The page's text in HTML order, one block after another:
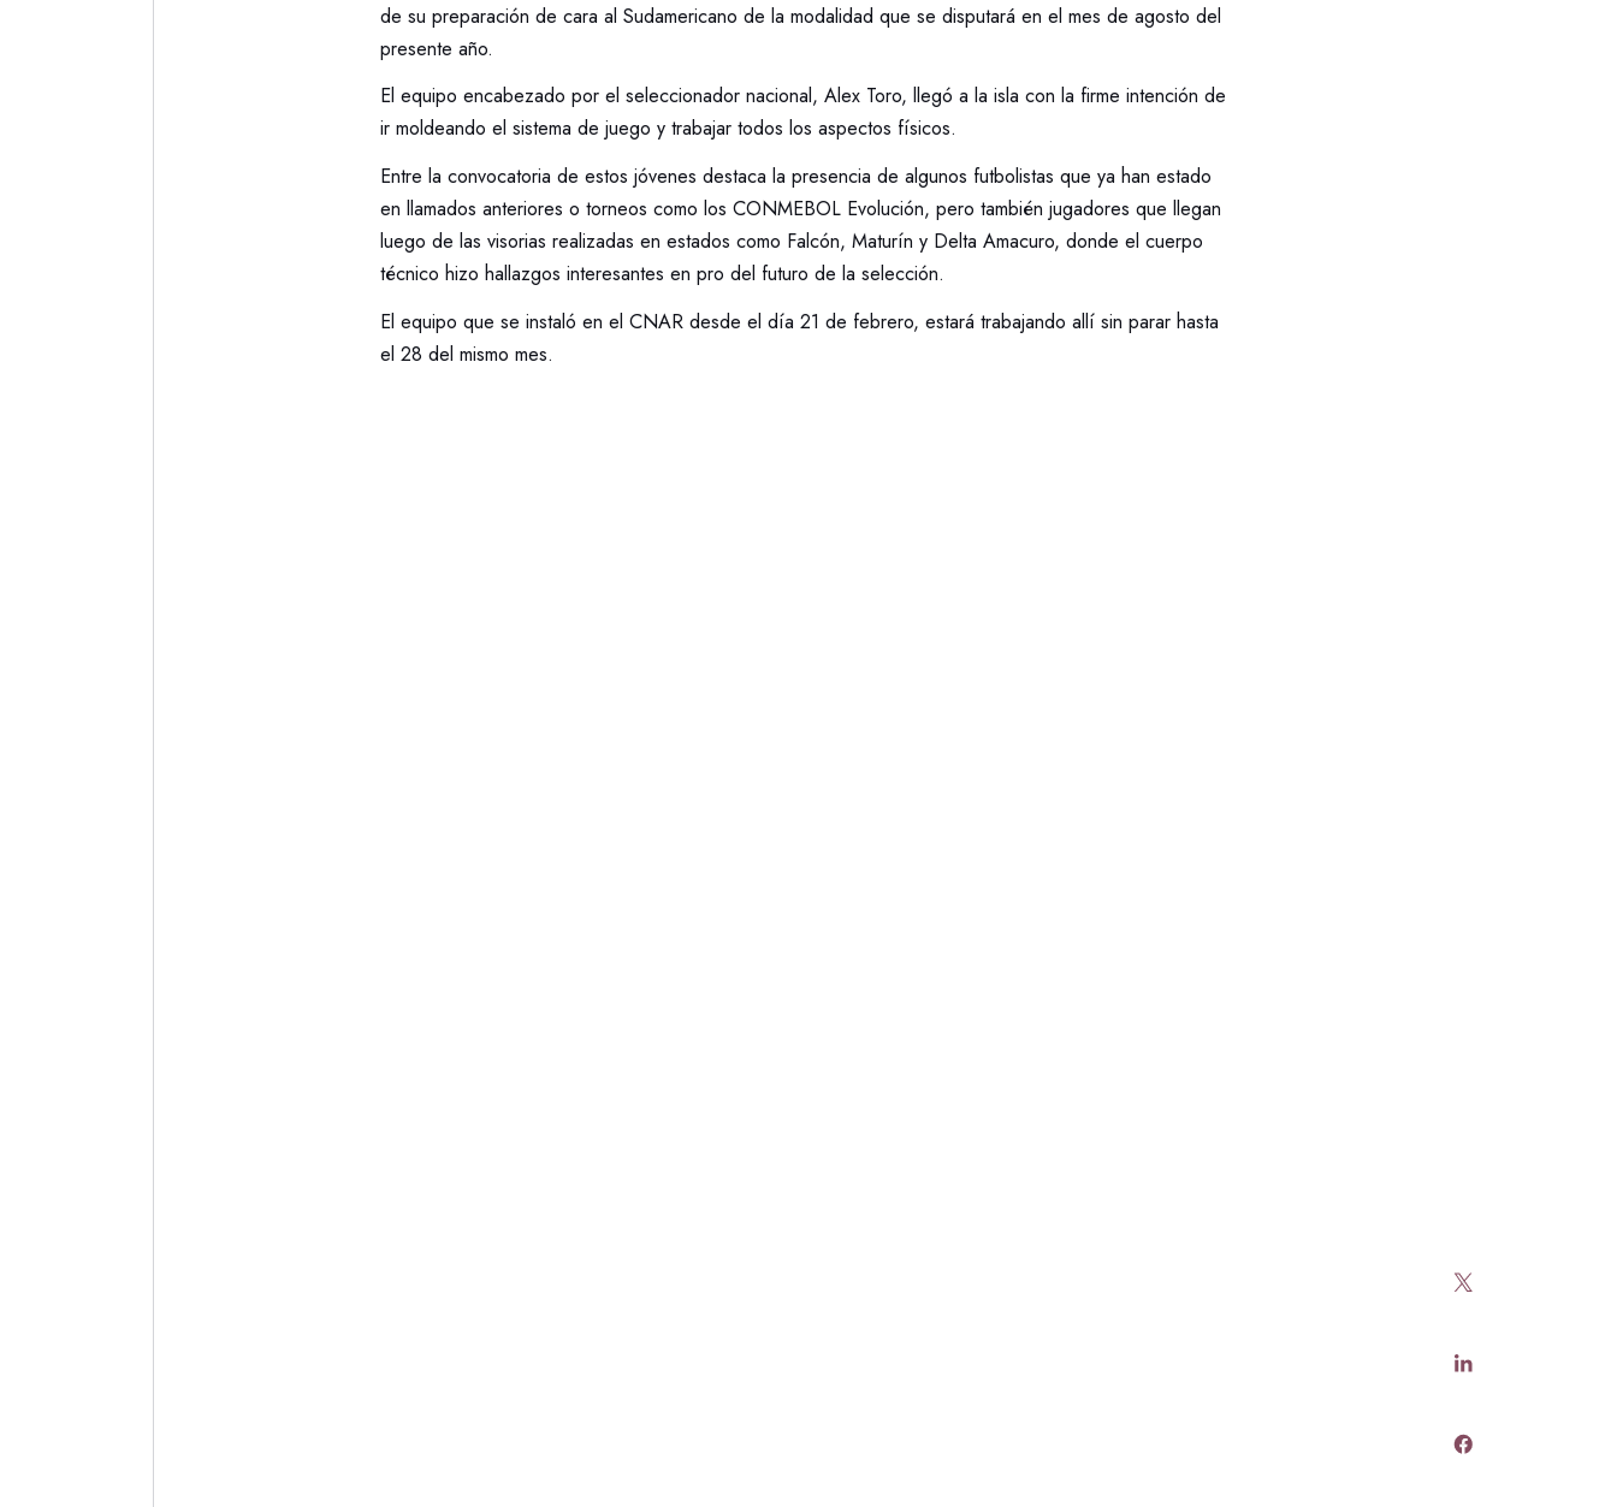
de su preparación de cara al Sudamericano de la modalidad que se disputará en el mes de agosto del
presente año.
El equipo encabezado por el seleccionador nacional, Alex Toro, llegó a la isla con la firme intención de
ir moldeando el sistema de juego y trabajar todos los aspectos físicos.
Entre la convocatoria de estos jóvenes destaca la presencia de algunos futbolistas que ya han estado
en llamados anteriores o torneos como los CONMEBOL Evolución, pero también jugadores que llegan
luego de las visorias realizadas en estados como Falcón, Maturín y Delta Amacuro, donde el cuerpo
técnico hizo hallazgos interesantes en pro del futuro de la selección.
El equipo que se instaló en el CNAR desde el día 21 de febrero, estará trabajando allí sin parar hasta
el 28 del mismo mes.